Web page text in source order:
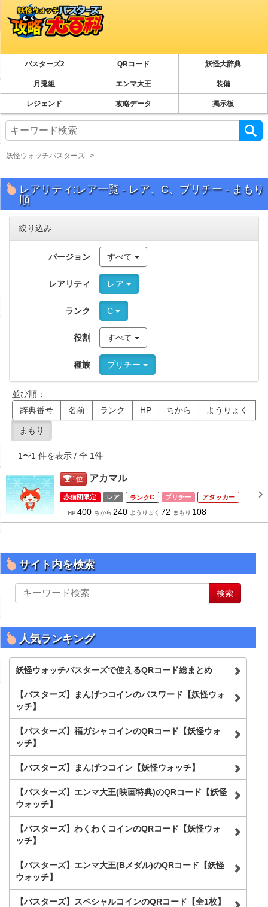
バスターズ2 QRコード 妖怪大辞典
月兎組 エンマ大王 装備
レジェンド 攻略データ 掲示板
妖怪ウォッチバスターズ
レアリティ:レア一覧 - レア、C、プリチー - まもり
順
絞り込み
バージョン すべて
レアリティ レア
ランク C
役割 すべて
種族 プリチー
並び順：
辞典番号
名前 ランク HP ちから ようりょく
まもり
1 〜1 件を表示 / 全 1件
1位 アカマル
赤猫団限定 レア C プリチー アタッカー
HP400 ちから 240 ようりょく 72 まもり 108
サイト内を検索
イ
を
検
索
検索
人気ランキング
妖怪ウォッチバスターズで使えるQRコード総まとめ
【バスターズ】まんげつコインのパスワード【妖怪ウォ
ッチ】
【バスターズ】福ガシャコインのQRコード【妖怪ウォ
ッチ】
【バスターズ】まんげつコイン【妖怪ウォッチ】
【バスターズ】エンマ大王(映画特典)のQRコード【妖怪
ウォッチ】
【バスターズ】わくわくコインのQRコード【妖怪ウォ
ッチ】
【バスターズ】エンマ大王(Bメダル)のQRコード【妖怪
ウォッチ】
【バスターズ】スペシャルコインのQRコード【全1枚】